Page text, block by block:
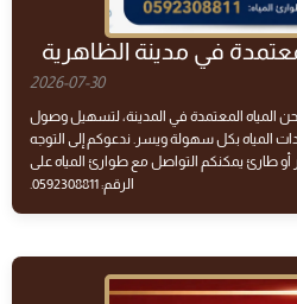
في مدينة الظاهرية
2026-07-30
المياه المعتمدة في المدينة، لتسهيل وصول
المياه بكل سهولة ويسر. ندعوكم إلى التوجه
طارئ يمكنكم التواصل مع طوارئ المياه على
الرقم: 0592308811.